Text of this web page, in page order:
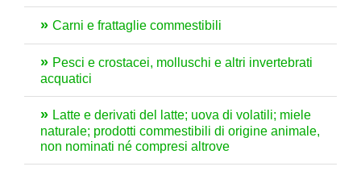
Carni e frattaglie commestibili
Pesci e crostacei, molluschi e altri invertebrati
acquatici
Latte e derivati del latte; uova di volatili; miele
naturale; prodotti commestibili di origine animale,
non nominati né compresi altrove